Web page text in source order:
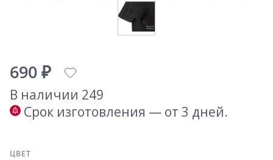
690 ₽
В наличии 249
Срок изготовления — от 3 дней.
ЦВЕТ